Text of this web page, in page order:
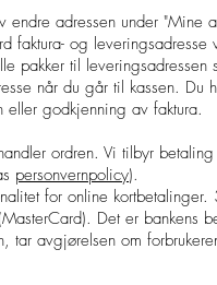
endre adressen under
faktura- og
pakker til
når du går til kassen. Du
eller godkjenning av faktura.
ordren. Vi tilbyr
personvernpolicy).
for online
Det er bankens
tar avgjørelsen om